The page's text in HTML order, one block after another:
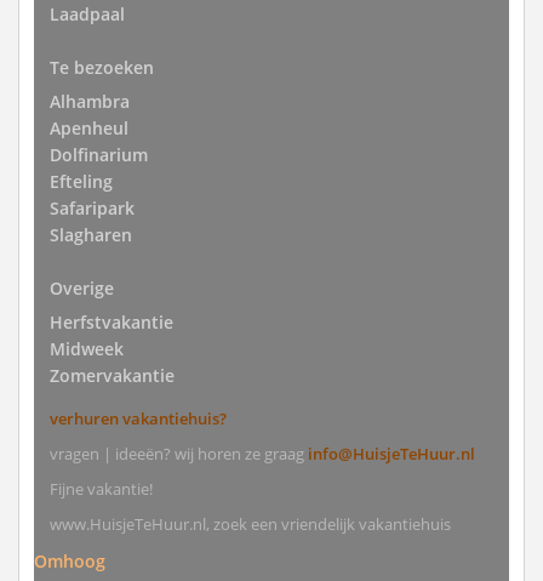
Laadpaal
Te bezoeken
Alhambra
Apenheul
Dolfinarium
Efteling
Safaripark
Slagharen
Overige
Herfstvakantie
Midweek
Zomervakantie
verhuren vakantiehuis?
vragen | ideeën? wij horen ze graag info@HuisjeTeHuur.nl
Fijne vakantie!
www.HuisjeTeHuur.nl, zoek een vriendelijk vakantiehuis
Omhoog